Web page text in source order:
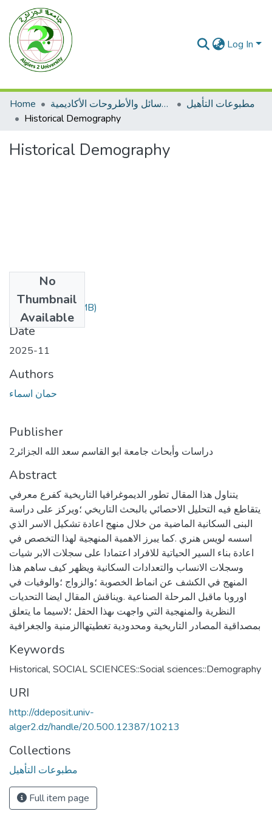
Log In
Home الرسائل والأطروحات الأكاديمية
مطبوعات التأهيل
Historical Demography
Historical Demography
No
Thumbnail
Available
المقال.pdf(1.51 MB)
Date
2025-11
Authors
حمان اسماء
Publisher
دراسات وأبحاث جامعة ابو القاسم سعد الله الجزائر2
Abstract
يتناول هذا المقال تطور الديموغرافيا التاريخية كفرع معرفي
يتقاطع فيه التحليل الاحصائي بالبحث التاريخي ؛ويركز على دراسة
البنى السكانية الماضية من خلال منهج اعادة تشكيل الاسر الذي
اسسه لويس هنري .كما يبرز الاهمية المنهجية لهذا التخصص في
اعادة بناء السير الحياتية للافراد اعتمادا على سجلات الابر شيات
وسجلات الانساب والتعدادات السكانية ويظهر كيف ساهم هذا
المنهج في الكشف عن انماط الخصوبة ؛والزواج ؛والوفيات في
اوروبا ماقبل المرحلة الصناعية .ويناقش المقال ايضا التحديات
النظرية والمنهجية التي واجهت ىهذا الحقل ؛لاسيما ما يتعلق
بمصداقية المصادر التاريخية ومحدودية تغطيتهاالزمنية والجغرافية
Keywords
Historical, SOCIAL SCIENCES::Social sciences::Demography
URI
http://ddeposit.univ-
alger2.dz/handle/20.500.12387/10213
Collections
مطبوعات التأهيل
Full item page